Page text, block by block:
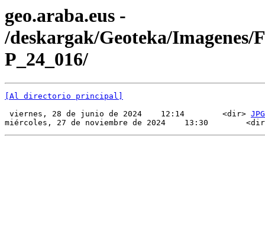
geo.araba.eus -
/deskargak/Geoteka/Imagenes/
P_24_016/
[Al directorio principal]
viernes, 28 de junio de 2024    12:14        <dir> JPG
miércoles, 27 de noviembre de 2024    13:30